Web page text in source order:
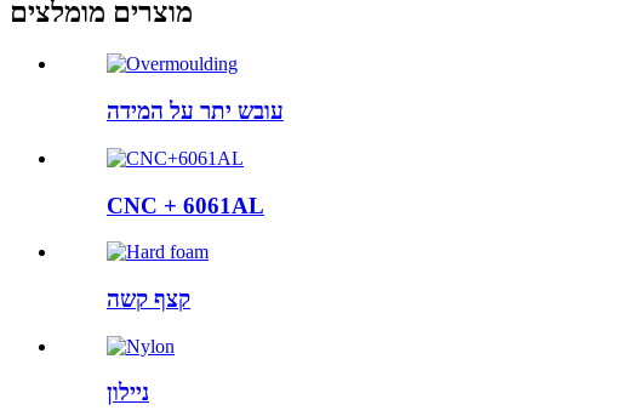
מוצרים מומלצים
עובש יתר על המידה
CNC + 6061AL
קצף קשה
ניילון